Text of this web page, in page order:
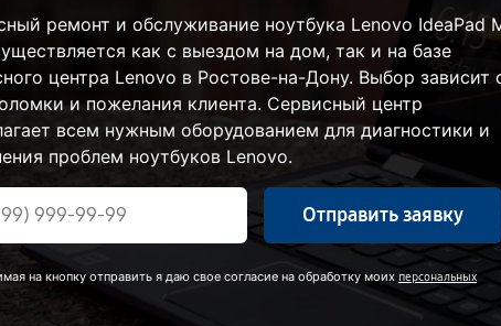
ремонт и обслуживание ноутбука Lenovo IdeaPad
как с выездом на дом, так и на базе
центра Lenovo в Ростове-на-Дону. Выбор зависит
и пожелания клиента. Сервисный центр
всем нужным оборудованием для диагностики и
проблем ноутбуков Lenovo.
Отправить заявку
на кнопку отправить я даю свое согласие на обработку моих персональных